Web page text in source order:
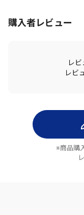
購入者レビュー
レ
レビ
※商品購